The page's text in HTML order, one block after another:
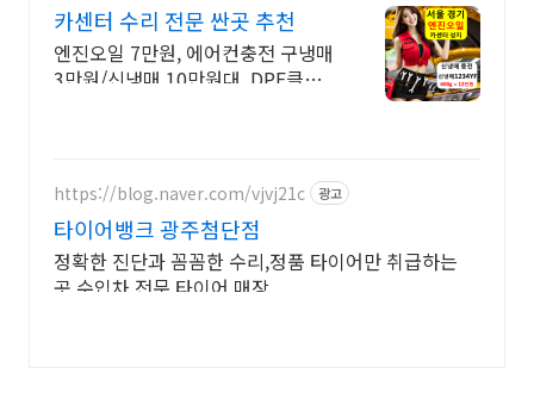
카센터 수리 전문 싼곳 추천
엔진오일 7만원, 에어컨충전 구냉매
3만원/신냉매 10만원대, DPF클리
https://blog.naver.com/vjvj21c 광고
타이어뱅크 광주첨단점
정확한 진단과 꼼꼼한 수리,정품 타이어만 취급하는
곳,수입차 전문 타이어 매장